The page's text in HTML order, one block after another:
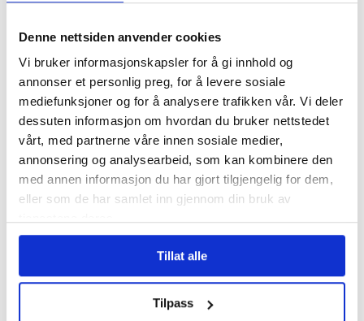
Denne nettsiden anvender cookies
Vi bruker informasjonskapsler for å gi innhold og
annonser et personlig preg, for å levere sosiale
mediefunksjoner og for å analysere trafikken vår. Vi deler
dessuten informasjon om hvordan du bruker nettstedet
vårt, med partnerne våre innen sosiale medier,
annonsering og analysearbeid, som kan kombinere den
med annen informasjon du har gjort tilgjengelig for dem,
eller som de har samlet inn gjennom din bruk av
Tillat alle
Tilpass
velferd, som vi forsvarer og vil forsterke,
ikke fungerer bra nok for alle med behov
for sosiale tjenester. Nå er jeg glad for at
vi står sammen om å gjøre Nav mer åpent
og tilgjengelig, sier SVs nestleder.
NAV VELFERDSORDNINGER
VELFERD